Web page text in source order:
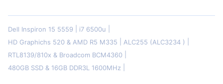
Dell Inspiron 15 5559
i7 6500u
HD Graphichs 520 & AMD R5 M335
ALC255 (ALC3234 )
RTL8139/810x & Broadcom BCM4360
480GB SSD & 16GB DDR3L 1600MHz